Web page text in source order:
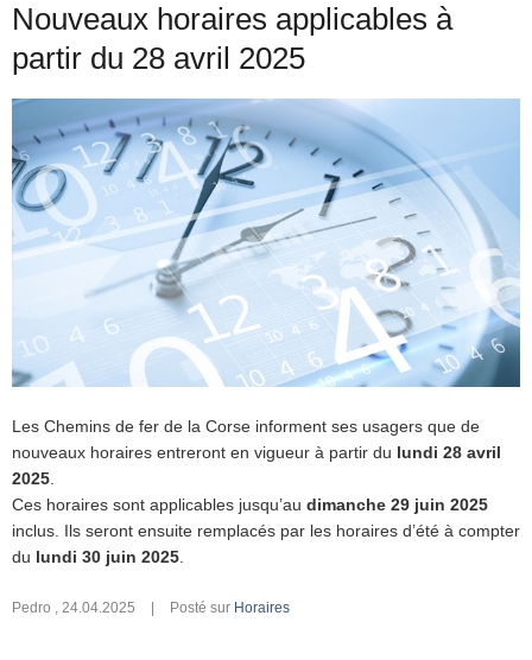
Nouveaux horaires applicables à
partir du 28 avril 2025
Les Chemins de fer de la Corse informent ses usagers que de
nouveaux horaires entreront en vigueur à partir du lundi 28 avril
2025.
Ces horaires sont applicables jusqu’au dimanche 29 juin 2025
inclus. Ils seront ensuite remplacés par les horaires d’été à compter
du lundi 30 juin 2025.
Pedro , 24.04.2025 Posté sur Horaires